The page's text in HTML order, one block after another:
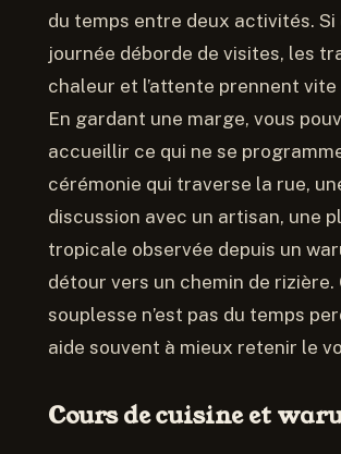
du temps entre deux activités. Si
journée déborde de visites, les
chaleur et l’attente prennent vite
En gardant une marge, vous
accueillir ce qui ne se
cérémonie qui traverse la rue,
discussion avec un artisan, une
tropicale observée depuis un
détour vers un chemin de rizière.
souplesse n’est pas du temps
aide souvent à mieux retenir le
Cours de cuisine et